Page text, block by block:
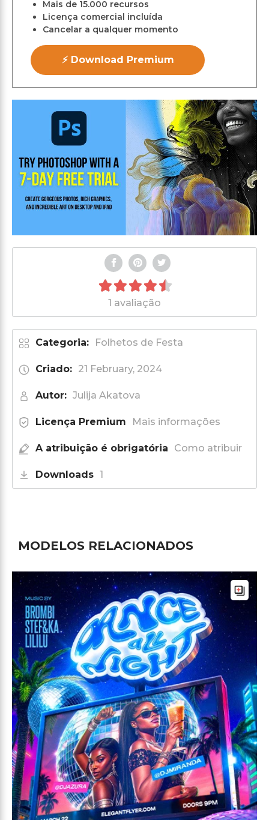
Mais de 15.000 recursos
Licença comercial incluída
Cancelar a qualquer momento
⚡ Download Premium
1 avaliação
Categoria: Folhetos de Festa
Criado: 21 February, 2024
Autor: Julija Akatova
Licença Premium Mais informações
A atribuição é obrigatória Como atribuir
Downloads 1
MODELOS RELACIONADOS